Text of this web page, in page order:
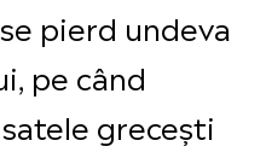
pierd undeva
pe când
grecești